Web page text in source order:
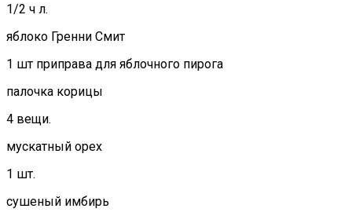
1/2 ч л.
яблоко Гренни Смит
1 шт приправа для яблочного пирога
палочка корицы
4 вещи.
мускатный орех
1 шт.
сушеный имбирь